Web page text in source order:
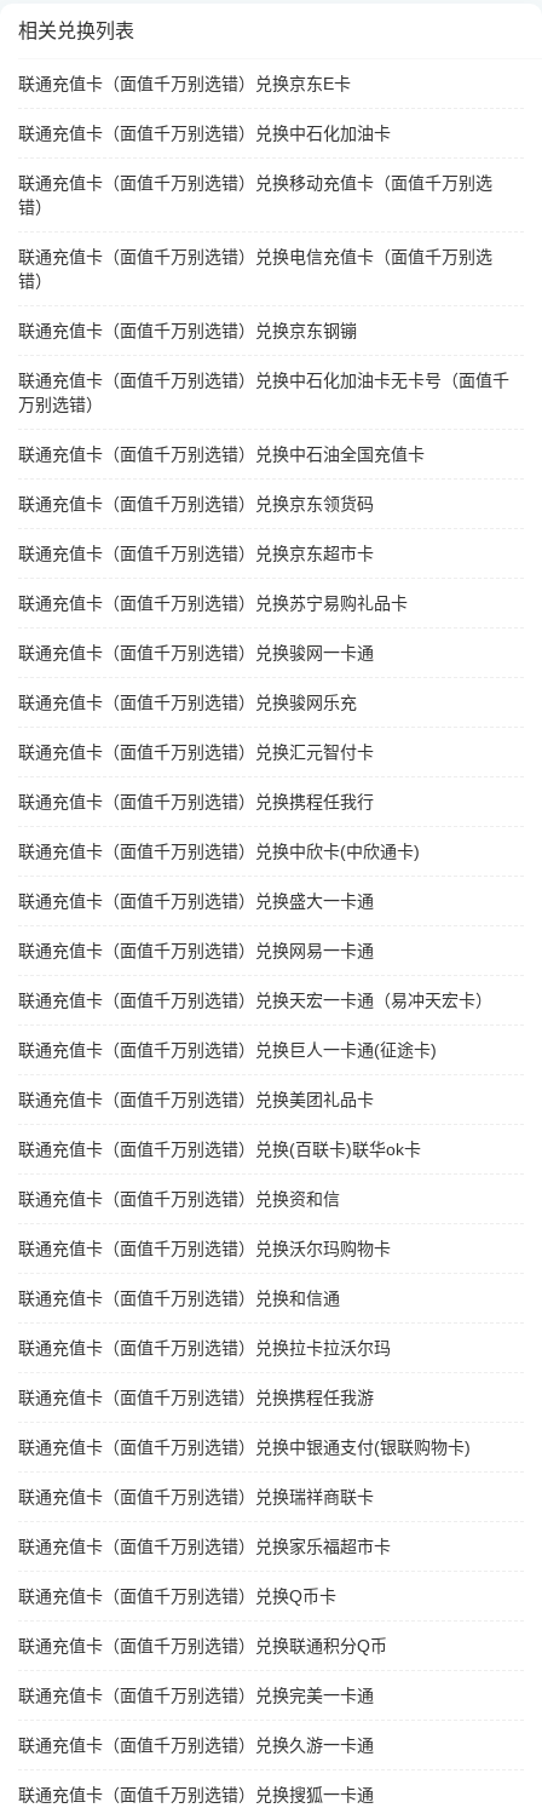
相关兑换列表
联通充值卡（面值千万别选错）兑换京东E卡
联通充值卡（面值千万别选错）兑换中石化加油卡
联通充值卡（面值千万别选错）兑换移动充值卡（面值千万别选
错）
联通充值卡（面值千万别选错）兑换电信充值卡（面值千万别选
错）
联通充值卡（面值千万别选错）兑换京东钢镚
联通充值卡（面值千万别选错）兑换中石化加油卡无卡号（面值千
万别选错）
联通充值卡（面值千万别选错）兑换中石油全国充值卡
联通充值卡（面值千万别选错）兑换京东领货码
联通充值卡（面值千万别选错）兑换京东超市卡
联通充值卡（面值千万别选错）兑换苏宁易购礼品卡
联通充值卡（面值千万别选错）兑换骏网一卡通
联通充值卡（面值千万别选错）兑换骏网乐充
联通充值卡（面值千万别选错）兑换汇元智付卡
联通充值卡（面值千万别选错）兑换携程任我行
联通充值卡（面值千万别选错）兑换中欣卡(中欣通卡)
联通充值卡（面值千万别选错）兑换盛大一卡通
联通充值卡（面值千万别选错）兑换网易一卡通
联通充值卡（面值千万别选错）兑换天宏一卡通（易冲天宏卡）
联通充值卡（面值千万别选错）兑换巨人一卡通(征途卡)
联通充值卡（面值千万别选错）兑换美团礼品卡
联通充值卡（面值千万别选错）兑换(百联卡)联华ok卡
联通充值卡（面值千万别选错）兑换资和信
联通充值卡（面值千万别选错）兑换沃尔玛购物卡
联通充值卡（面值千万别选错）兑换和信通
联通充值卡（面值千万别选错）兑换拉卡拉沃尔玛
联通充值卡（面值千万别选错）兑换携程任我游
联通充值卡（面值千万别选错）兑换中银通支付(银联购物卡)
联通充值卡（面值千万别选错）兑换瑞祥商联卡
联通充值卡（面值千万别选错）兑换家乐福超市卡
联通充值卡（面值千万别选错）兑换Q币卡
联通充值卡（面值千万别选错）兑换联通积分Q币
联通充值卡（面值千万别选错）兑换完美一卡通
联通充值卡（面值千万别选错）兑换久游一卡通
联通充值卡（面值千万别选错）兑换搜狐一卡通